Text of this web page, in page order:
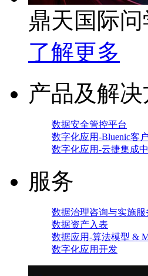
鼎天国际
了解更多
产品及解决
数据安全管控平台
数字化应用-Bluenic客
数字化应用-云捷集成中
服务
数据治理咨询与实施服
数据资产入表
数据应用-算法模型 &
数字化应用开发